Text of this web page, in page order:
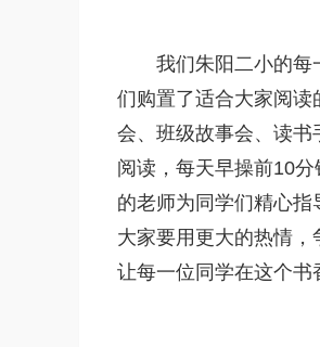
我们朱阳二小的每
们购置了适合大家阅
会、班级故事会、读
阅读，每天早操前10
的老师为同学们精心指
大家要用更大的热情
让每一位同学在这个书